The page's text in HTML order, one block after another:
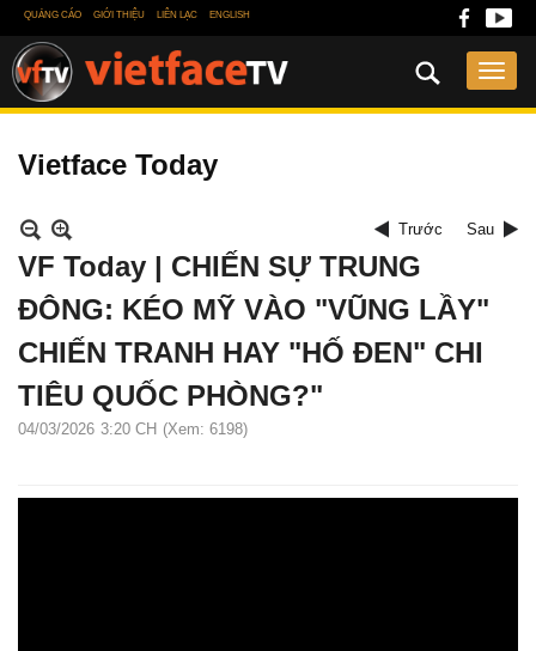
QUẢNG CÁO GIỚI THIỆU LIÊN LẠC ENGLISH
Vietface Today
Trước Sau
VF Today | CHIẾN SỰ TRUNG
ĐÔNG: KÉO MỸ VÀO "VŨNG LẦY"
CHIẾN TRANH HAY "HỐ ĐEN" CHI
TIÊU QUỐC PHÒNG?"
04/03/2026 3:20 CH (Xem: 6198)